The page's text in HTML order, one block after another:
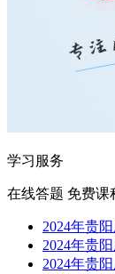
学习服务
在线答题 免费课
2024年贵
2024年贵
2024年贵